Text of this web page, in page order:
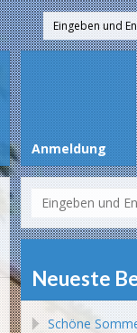
Anmeldung
Neueste
Schöne